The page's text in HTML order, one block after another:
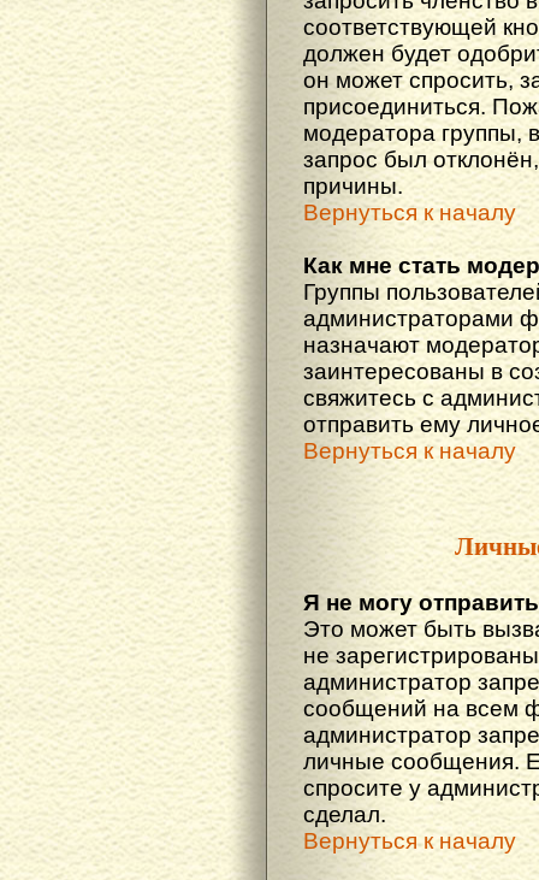
соответствующей
должен будет
он может спросить,
присоединиться.
модератора группы,
запрос был
причины.
Вернуться к началу
Как мне стать
Группы
администраторами
назначают
заинтересованы в
свяжитесь с
отправить ему
Вернуться к началу
Я не могу
Это может быть
не
администратор
сообщений на всем
администратор
личные сообщения.
спросите у
сделал.
Вернуться к началу